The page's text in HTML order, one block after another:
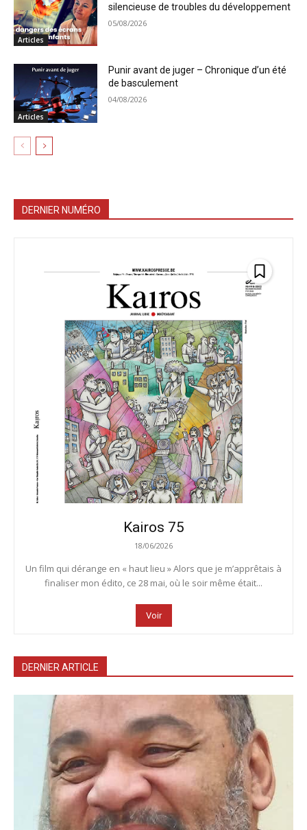
Articles
silencieuse de troubles du développement
05/08/2026
Articles
Punir avant de juger – Chronique d’un été
de basculement
04/08/2026
DERNIER NUMÉRO
Kairos 75
18/06/2026
Un film qui dérange en « haut lieu » Alors que je m’apprêtais à
finaliser mon édito, ce 28 mai, où le soir même était...
Voir
DERNIER ARTICLE